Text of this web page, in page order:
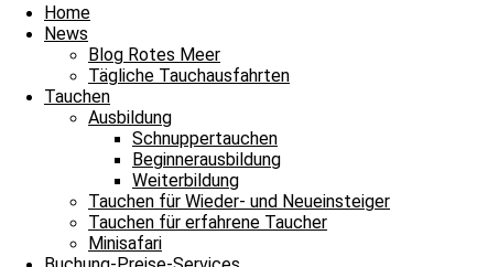
Home
News
Blog Rotes Meer
Tägliche Tauchausfahrten
Tauchen
Ausbildung
Schnuppertauchen
Beginnerausbildung
Weiterbildung
Tauchen für Wieder- und Neueinsteiger
Tauchen für erfahrene Taucher
Minisafari
Der neue Tag bescherte uns frischen Wind und damit heißt es
Weiterlesen »
15. Mai 2024Keine Kommentare
Tägliche Tauchausfahrten
Ein großer Mondfisch zum Träumen
Ein großer Mondfisch zum Träumen und damit heißt es Leinen los
Weiterlesen »